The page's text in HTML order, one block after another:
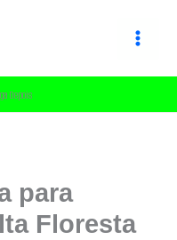
Depois
para
Floresta